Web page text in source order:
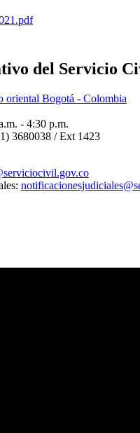
del Servicio
oriental Bogotá - Colombia
- 4:30 p.m.
3680038 / Ext 1423